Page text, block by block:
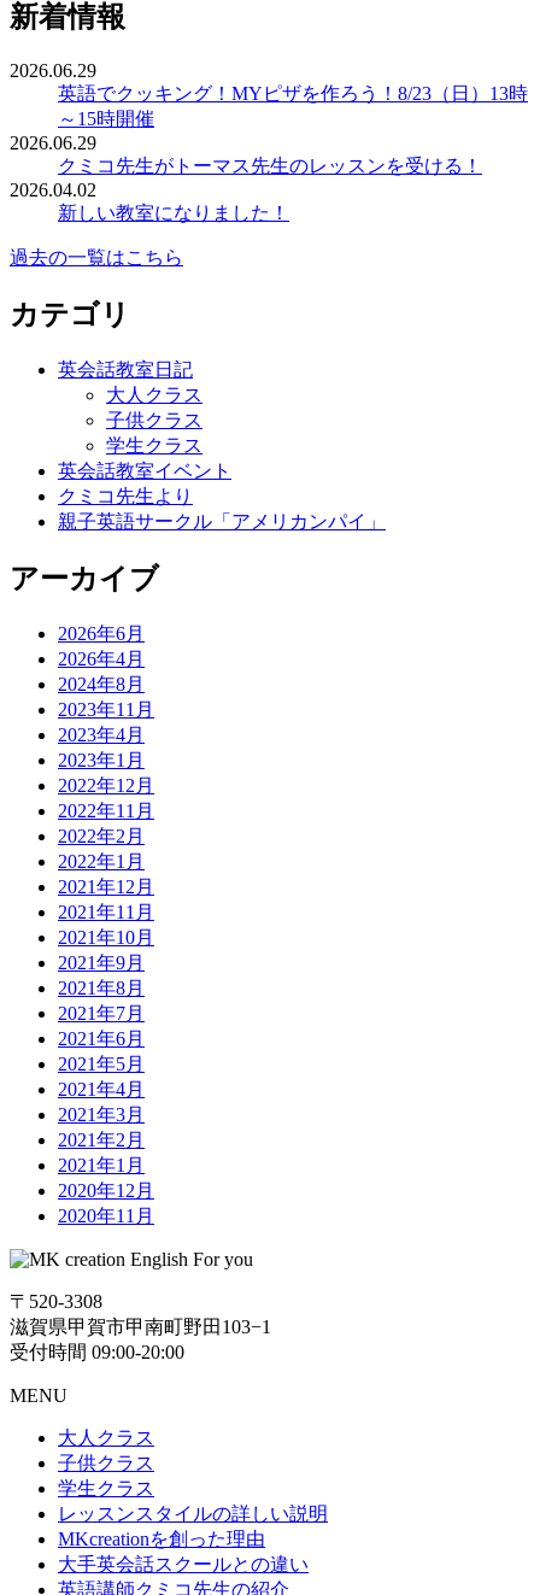
新着情報
2026.06.29
英語でクッキング！MYピザを作ろう！8/23（日）13時
～15時開催
2026.06.29
クミコ先生がトーマス先生のレッスンを受ける！
2026.04.02
新しい教室になりました！
過去の一覧はこちら
カテゴリ
英会話教室日記
大人クラス
子供クラス
学生クラス
英会話教室イベント
クミコ先生より
親子英語サークル「アメリカンパイ」
アーカイブ
2026年6月
2026年4月
2024年8月
2023年11月
2023年4月
2023年1月
2022年12月
2022年11月
2022年2月
2022年1月
2021年12月
2021年11月
2021年10月
2021年9月
2021年8月
2021年7月
2021年6月
2021年5月
2021年4月
2021年3月
2021年2月
2021年1月
2020年12月
2020年11月
〒520-3308
滋賀県甲賀市甲南町野田103−1
受付時間 09:00-20:00
MENU
大人クラス
子供クラス
学生クラス
レッスンスタイルの詳しい説明
MKcreationを創った理由
大手英会話スクールとの違い
英語講師クミコ先生の紹介